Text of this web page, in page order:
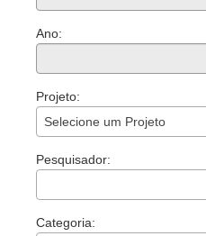
Ano:
Projeto:
Selecione um Projeto
Pesquisador:
Categoria: